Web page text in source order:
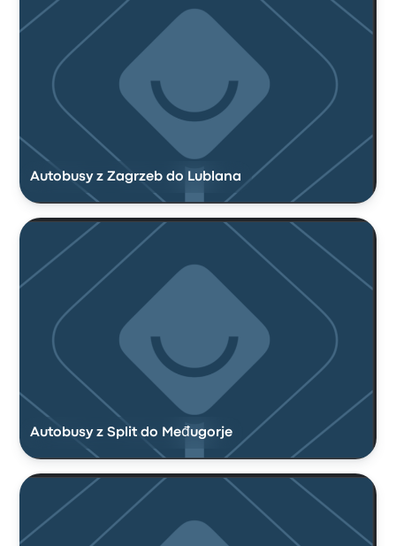
Autobusy z Zagrzeb do Lublana
Autobusy z Split do Međugorje